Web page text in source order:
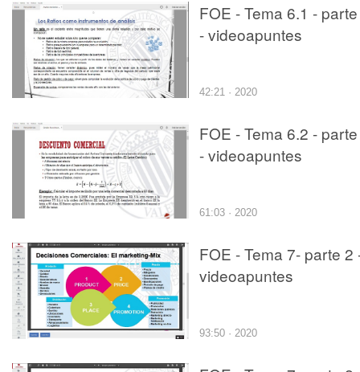
FOE - Tema 6.1 -
- videoapuntes
42:21 · 2020
FOE - Tema 6.2 -
- videoapuntes
61:03 · 2020
FOE - Tema 7- parte 2
videoapuntes
93:50 · 2020